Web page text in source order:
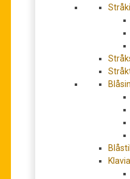
Berklee Practice
– Get